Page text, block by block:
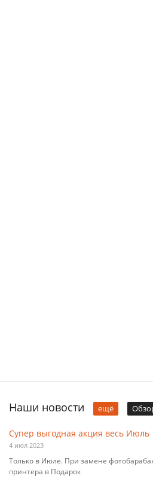
Наши новости ещё
Супер выгодная акция весь Июль
4 июл 2023
Только в Июле. При замене
принтера в Подарок